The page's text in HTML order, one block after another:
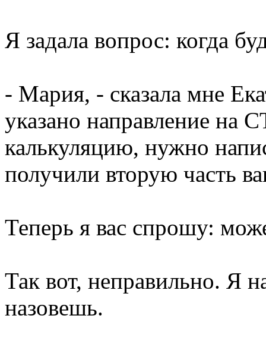
Я задала вопрос: когда
- Мария, - сказала мне
указано направление на
калькуляцию, нужно
получили вторую часть
Теперь я вас спрошу:
Так вот, неправильно. Я
назовешь.